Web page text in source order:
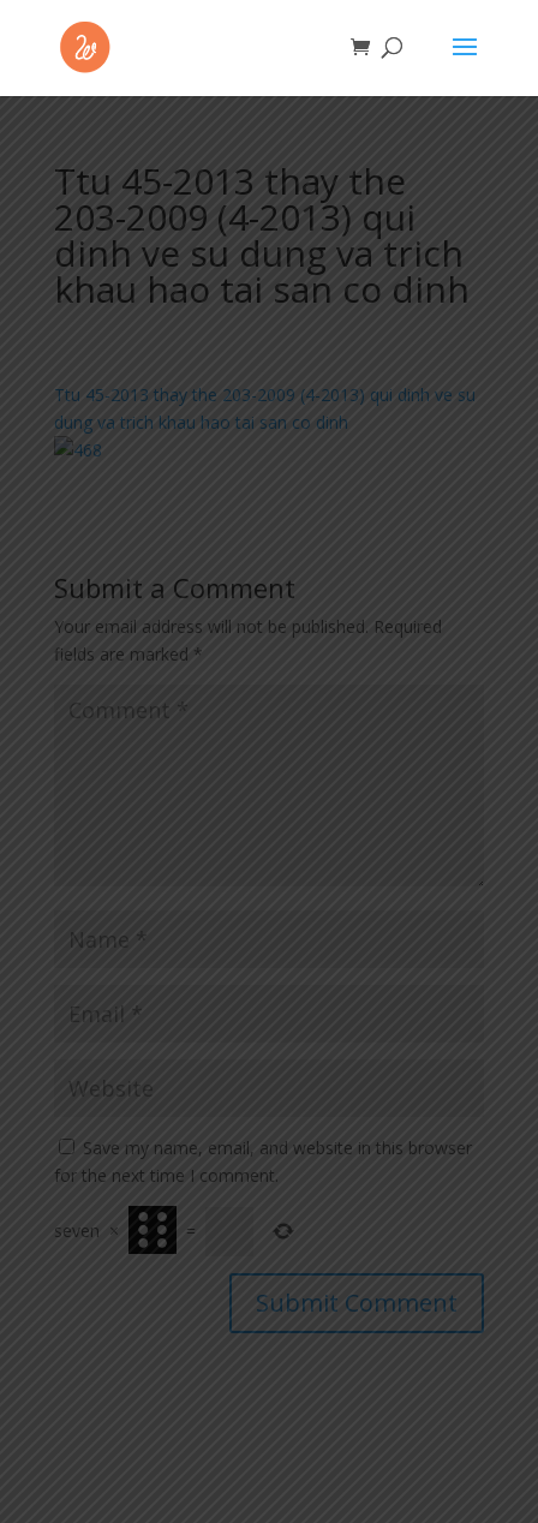
Ttu 45-2013 thay the
203-2009 (4-2013) qui
dinh ve su dung va trich
khau hao tai san co dinh
Ttu 45-2013 thay the 203-2009 (4-2013) qui dinh ve su
dung va trich khau hao tai san co dinh
Submit a Comment
Your email address will not be published. Required
fields are marked *
Save my name, email, and website in this browser
for the next time I comment.
seven × =